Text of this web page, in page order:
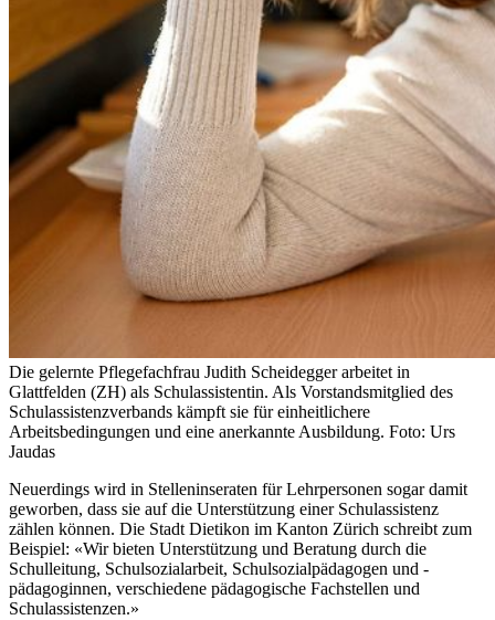
Die gelernte Pflegefachfrau Judith Scheidegger arbeitet in
Glattfelden (ZH) als Schulassistentin. Als Vorstandsmitglied des
Schulassistenzverbands kämpft sie für einheitlichere
Arbeitsbedingungen und eine anerkannte Ausbildung. Foto: Urs
Jaudas
Neuerdings wird in Stelleninseraten für Lehrpersonen sogar damit
geworben, dass sie auf die Unterstützung einer Schulassistenz
zählen können. Die Stadt Dietikon im Kanton Zürich schreibt zum
Beispiel: «Wir bieten Unterstützung und Beratung durch die
Schulleitung, Schulsozialarbeit, Schulsozialpädagogen und -
pädagoginnen, verschiedene pädagogische Fachstellen und
Schulassistenzen.»